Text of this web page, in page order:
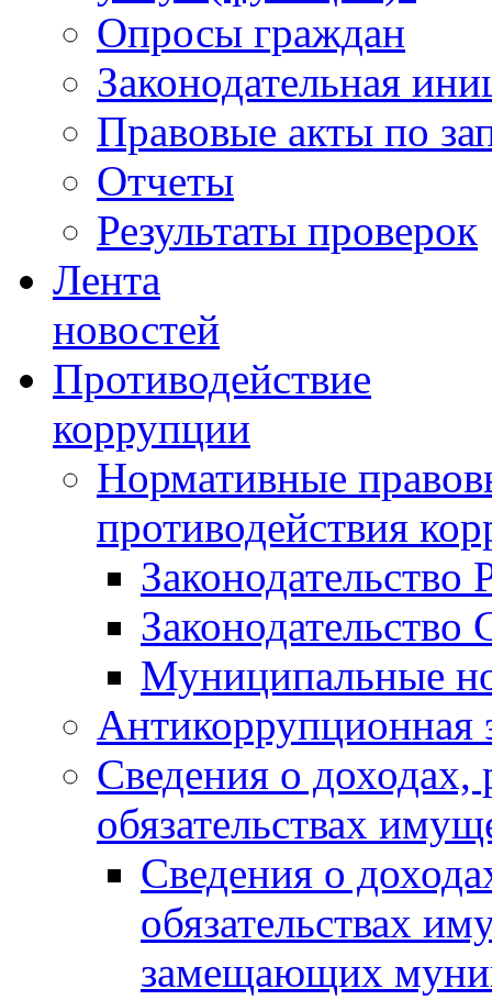
Опросы граждан
Законодательная
Правовые акты по
Отчеты
Результаты проверок
Лента
новостей
Противодействие
коррупции
Нормативные
противодействия
Законодательство
Муниципальные
Антикоррупционная
Сведения о доходах,
обязательствах
Сведения о
обязательствах
замещающих